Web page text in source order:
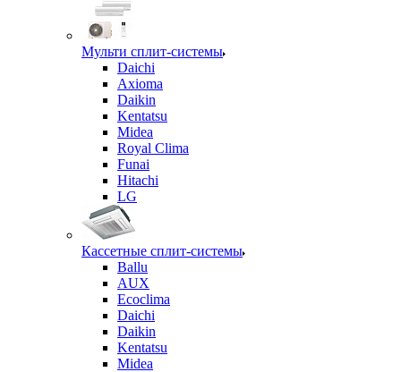
Мульти сплит-системы
Daichi
Axioma
Daikin
Kentatsu
Midea
Royal Clima
Funai
Hitachi
LG
Кассетные сплит-системы
Ballu
AUX
Ecoclima
Daichi
Daikin
Kentatsu
Midea